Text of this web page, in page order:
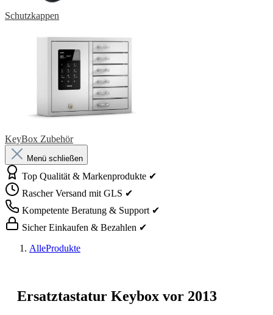
Schutzkappen
KeyBox Zubehör
Menü schließen
Top Qualität & Markenprodukte ✔
Rascher Versand mit GLS ✔
Kompetente Beratung & Support ✔
Sicher Einkaufen & Bezahlen ✔
AlleProdukte
Ersatztastatur Keybox vor 2013